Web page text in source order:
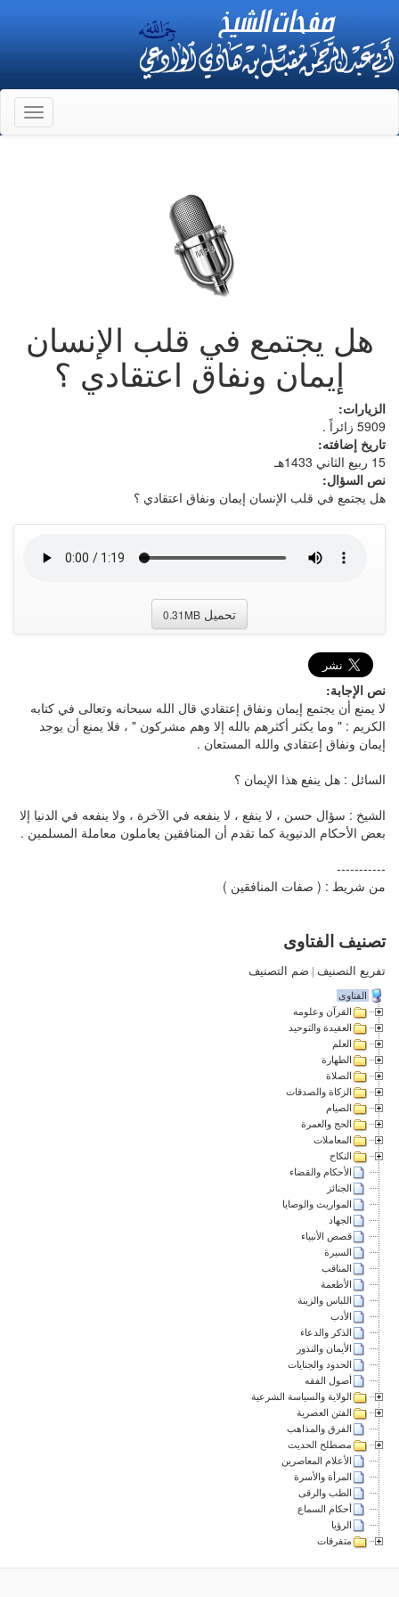
هل يجتمع في قلب الإنسان
إيمان ونفاق اعتقادي ؟
الزيارات:
5909 زائراً .
تاريخ إضافته:
15 ربيع الثاني 1433هـ
نص السؤال:
هل يجتمع في قلب الإنسان إيمان ونفاق اعتقادي ؟
تحميل 0.31MB
نص الإجابة:
لا يمنع أن يجتمع إيمان ونفاق إعتقادي قال الله سبحانه وتعالى في كتابه
الكريم : " وما يكثر أكثرهم بالله إلا وهم مشركون " ، فلا يمنع أن يوجد
إيمان ونفاق إعتقادي والله المستعان .
السائل : هل ينفع هذا الإيمان ؟
الشيخ : سؤال حسن ، لا ينفع ، لا ينفعه في الآخرة ، ولا ينفعه في الدنيا إلا
بعض الأحكام الدنيوية كما تقدم أن المنافقين يعاملون معاملة المسلمين .
-----------
من شريط : ( صفات المنافقين )
تصنيف الفتاوى
تفريع التصنيف | ضم التصنيف
الفتاوى
القرآن وعلومه
العقيدة والتوحيد
العلم
الطهارة
الصلاة
الزكاة والصدقات
الصيام
الحج والعمرة
المعاملات
النكاح
الأحكام والقضاء
الجنائز
المواريث والوصايا
الجهاد
قصص الأنبياء
السيرة
المناقب
الأطعمة
اللباس والزينة
الأدب
الذكر والدعاء
الأيمان والنذور
الحدود والجنايات
أصول الفقه
الولاية والسياسة الشرعية
الفتن العصرية
الفرق والمذاهب
مصطلح الحديث
الأعلام المعاصرين
المرأة والأسرة
الطب والرقى
أحكام السماع
الرؤيا
متفرقات